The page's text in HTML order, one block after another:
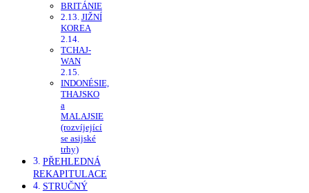
BRITÁNIE
JIŽNÍ
KOREA
TCHAJ-
WAN
INDONÉSIE,
THAJSKO
a
MALAJSIE
(rozvíjející
se asijské
trhy)
PŘEHLEDNÁ
REKAPITULACE
STRUČNÝ